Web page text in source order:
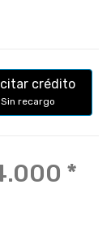
crédito
Sin recargo
*